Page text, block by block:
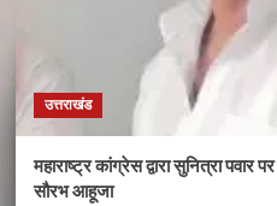
उत्तराखंड
महाराष्ट्र कांग्रेस द्वारा सुनित्रा पवार
सौरभ आहूजा